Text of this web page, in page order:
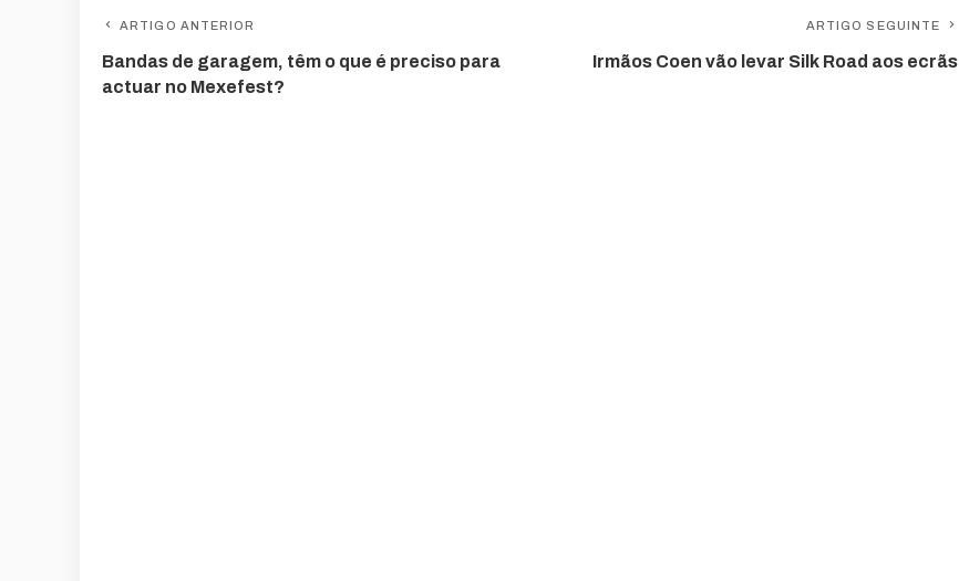
ARTIGO ANTERIOR
Bandas de garagem, têm o que é preciso para
actuar no Mexefest?
ARTIGO SEGUINTE
Irmãos Coen vão levar Silk Road aos ecrãs